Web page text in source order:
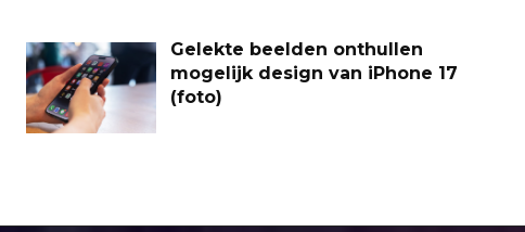
Gelekte beelden onthullen
mogelijk design van iPhone 17
(foto)